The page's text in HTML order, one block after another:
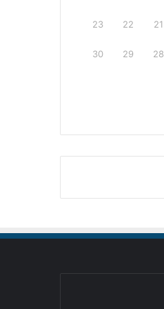
21
22
23
28
29
30